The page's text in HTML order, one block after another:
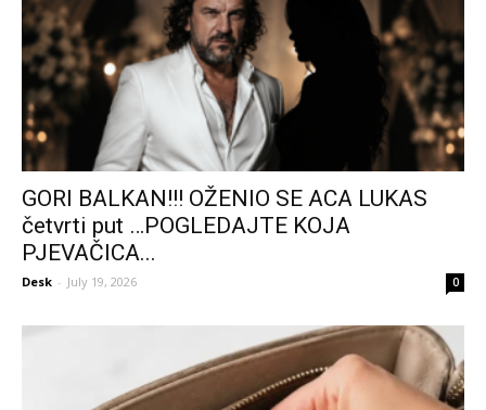
GORI BALKAN!!! OŽENIO SE ACA LUKAS
četvrti put …POGLEDAJTE KOJA
PJEVAČICA...
Desk - July 19, 2026 0